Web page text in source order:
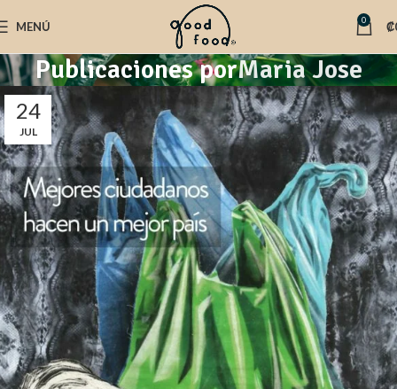
MENÚ 0 ₡
Publicaciones porMaria Jose
24
JUL